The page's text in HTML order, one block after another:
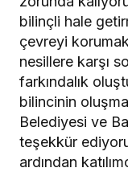
bilinçli hale
çevreyi
nesillere karşı
farkındalık
bilincinin
Belediyesi ve
teşekkür
ardından